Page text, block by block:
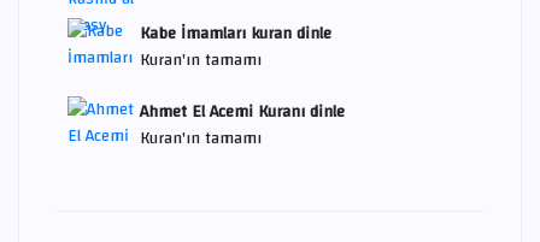
Kabe İmamları kuran dinle
Kuran'ın tamamı
Ahmet El Acemi Kuranı dinle
Kuran'ın tamamı